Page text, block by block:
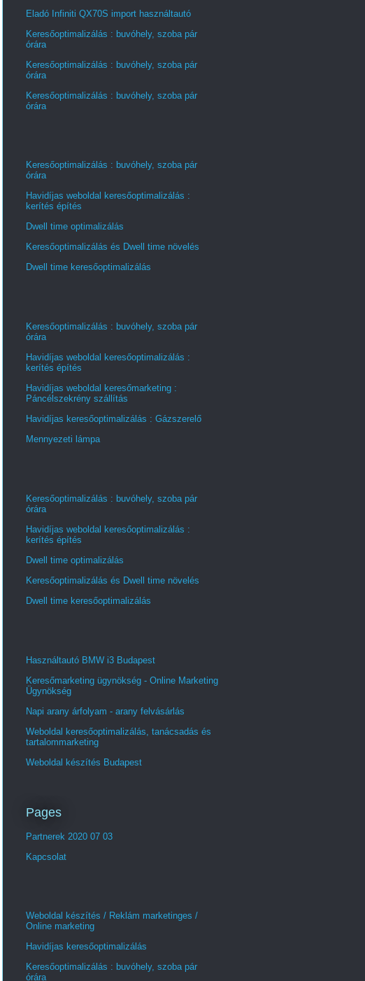
Eladó Infiniti QX70S import használtautó
Keresőoptimalizálás : buvóhely, szoba pár
órára
Keresőoptimalizálás : buvóhely, szoba pár
órára
Keresőoptimalizálás : buvóhely, szoba pár
órára
Keresőoptimalizálás : buvóhely, szoba pár
órára
Havidíjas weboldal keresőoptimalizálás :
kerítés építés
Dwell time optimalizálás
Keresőoptimalizálás és Dwell time növelés
Dwell time keresőoptimalizálás
Keresőoptimalizálás : buvóhely, szoba pár
órára
Havidíjas weboldal keresőoptimalizálás :
kerítés építés
Havidíjas weboldal keresőmarketing :
Páncélszekrény szállítás
Havidíjas keresőoptimalizálás : Gázszerelő
Mennyezeti lámpa
Keresőoptimalizálás : buvóhely, szoba pár
órára
Havidíjas weboldal keresőoptimalizálás :
kerítés építés
Dwell time optimalizálás
Keresőoptimalizálás és Dwell time növelés
Dwell time keresőoptimalizálás
Használtautó BMW i3 Budapest
Keresőmarketing ügynökség - Online Marketing
Ügynökség
Napi arany árfolyam - arany felvásárlás
Weboldal keresőoptimalizálás, tanácsadás és
tartalommarketing
Weboldal készítés Budapest
Pages
Partnerek 2020 07 03
Kapcsolat
Weboldal készítés / Reklám marketinges /
Online marketing
Havidíjas keresőoptimalizálás
Keresőoptimalizálás : buvóhely, szoba pár
órára